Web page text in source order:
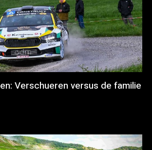
Verschueren versus de familie